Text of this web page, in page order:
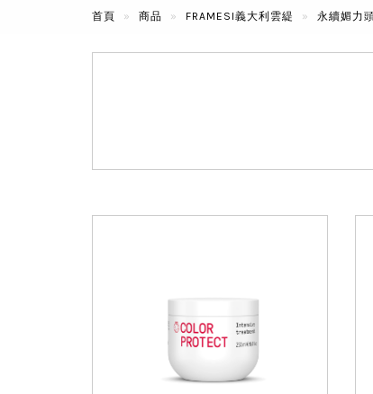
首頁 商品 FRAMESI義大利雲緹 永續媚力